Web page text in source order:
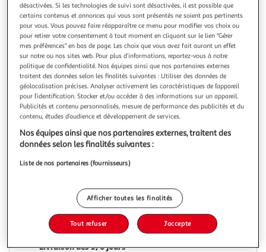
STEEL SERIES
Clavier gamer apex 3 fr
Clavier : Gamer Détail : Mac, Windows 10, Windows 11,
Console Mac : Oui Rétro-éclairage : RGB intégré
En savoir +
Vendu parBoulanger
Livr. ou retrait dès 3/4 jours
Livraison et retrait offerts
Plus d'options
Vendu parBoulanger
Plus d'options
Vendu par 2KINGS
Livraison dès 5/6 jours
désactivées. Si les technologies de suivi sont désactivées, il est possible que
certains contenus et annonces qui vous sont présentés ne soient pas pertinents
pour vous. Vous pouvez faire réapparaître ce menu pour modifier vos choix ou
pour retirer votre consentement à tout moment en cliquant sur le lien "Gérer
mes préférences" en bas de page. Les choix que vous avez fait auront un effet
sur notre ou nos sites web. Pour plus d’informations, reportez-vous à notre
politique de confidentialité. Nos équipes ainsi que nos partenaires externes
traitent des données selon les finalités suivantes : Utiliser des données de
géolocalisation précises. Analyser activement les caractéristiques de l’appareil
pour l’identification. Stocker et/ou accéder à des informations sur un appareil.
Publicités et contenu personnalisés, mesure de performance des publicités et du
contenu, études d’audience et développement de services.
Nos équipes ainsi que nos partenaires externes, traitent des
données selon les finalités suivantes :
Liste de nos partenaires (fournisseurs)
Afficher toutes les finalités
Tout refuser J'accepte